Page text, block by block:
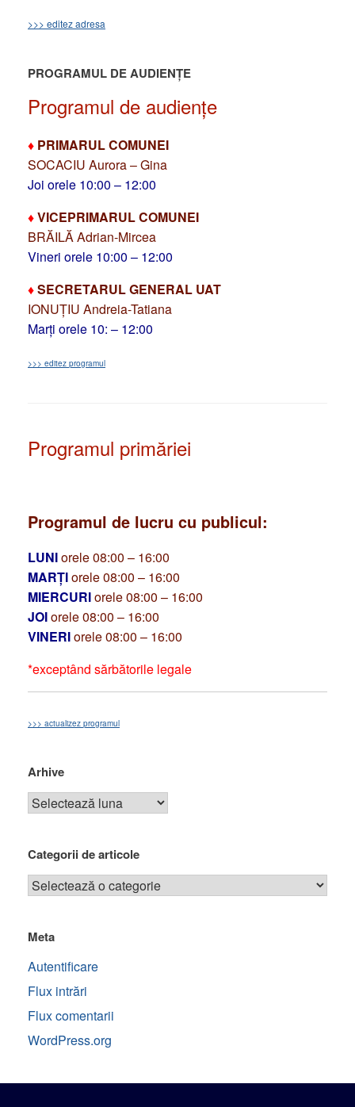
>>> editez adresa
PROGRAMUL DE AUDIENȚE
Programul de audiențe
♦ PRIMARUL COMUNEI
SOCACIU Aurora – Gina
Joi orele 10:00 – 12:00
♦VICEPRIMARUL COMUNEI
BRĂILĂ Adrian-Mircea
Vineri orele 10:00 – 12:00
♦SECRETARUL GENERAL UAT
IONUȚIU Andreia-Tatiana
Marți orele 10: – 12:00
>>> editez programul
Programul primăriei
Programul de lucru cu publicul:
LUNIorele 08:00 – 16:00
MARȚIorele 08:00 – 16:00
MIERCURIorele 08:00 – 16:00
JOIorele 08:00 – 16:00
VINERIorele 08:00 – 16:00
*exceptând sărbătorile legale
>>> actualizez programul
Arhive
Categorii de articole
Meta
Autentificare
Flux intrări
Flux comentarii
WordPress.org